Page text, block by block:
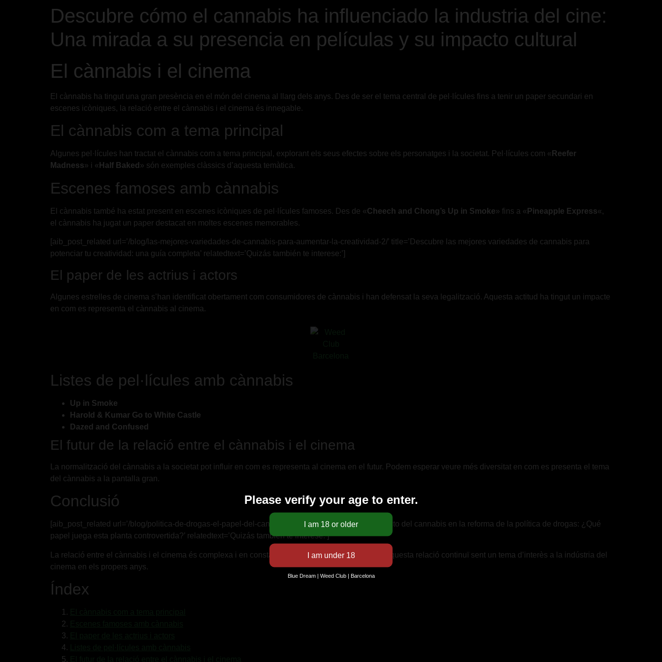
Descubre cómo el cannabis ha influenciado la industria del cine:
Una mirada a su presencia en películas y su impacto cultural
El cànnabis i el cinema
El cànnabis ha tingut una gran presència en el món del cinema al llarg dels anys. Des de ser el tema central de pel·lícules fins a tenir un paper secundari en
escenes icòniques, la relació entre el cànnabis i el cinema és innegable.
El cànnabis com a tema principal
Algunes pel·lícules han tractat el cànnabis com a tema principal, explorant els seus efectes sobre els personatges i la societat. Pel·lícules com « Reefer
Madness» i « Half Baked » són exemples clàssics d’aquesta temàtica.
Escenes famoses amb cànnabis
El cànnabis també ha estat present en escenes icòniques de pel·lícules famoses. Des de «Cheech and Chong’s Up in Smoke» fins a « Pineapple Express«,
el cànnabis ha jugat un paper destacat en moltes escenes memorables.
[aib_post_related url=’/blog/las-mejores-variedades-de-cannabis-para-aumentar-la-creatividad-2/’ title=’Descubre las mejores variedades de cannabis para
potenciar tu creatividad: una guía completa’ relatedtext=’Quizás también te interese:’]
El paper de les actrius i actors
Algunes estrelles de cinema s’han identificat obertament com consumidores de cànnabis i han defensat la seva legalització. Aquesta actitud ha tingut un impacte
en com es representa el cànnabis al cinema.
Listes de pel·lícules amb cànnabis
Up in Smoke
Harold & Kumar Go to White Castle
Dazed and Confused
El futur de la relació entre el cànnabis i el cinema
La normalització del cànnabis a la societat pot influir en com es representa al cinema en el futur. Podem esperar veure més diversitat en com es presenta el tema
del cànnabis a la pantalla gran.
Conclusió
[aib_post_related url=’/blog/politica-de-drogas-el-papel-del-cannabis-en-la-reforma/’ title=’El impacto del cannabis en la reforma de la política de drogas: ¿Qué
papel juega esta planta controvertida?’ relatedtext=’Quizás también te interese:’]
La relació entre el cànnabis i el cinema és complexa i en constant evolució. Podem esperar que aquesta relació continuï sent un tema d’interès a la indústria del
cinema en els propers anys.
Índex
Please verify your age to enter.
Blue Dream | Weed Club | Barcelona